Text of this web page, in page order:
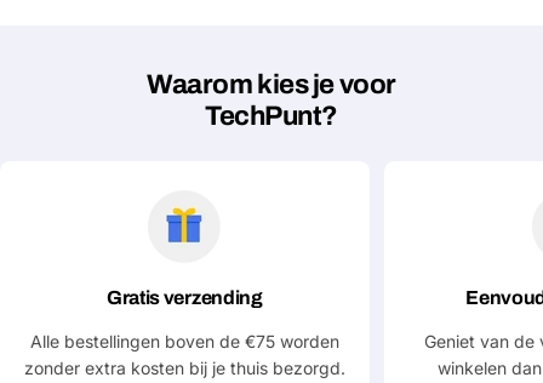
Waarom kies je voor
TechPunt?
Gratis verzending
Alle bestellingen boven de €75 worden
zonder extra kosten bij je thuis bezorgd.
Geniet van de
winkelen